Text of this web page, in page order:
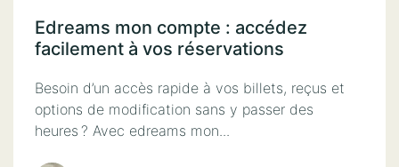
Edreams mon compte : accédez
facilement à vos réservations
Besoin d’un accès rapide à vos billets, reçus et
options de modification sans y passer des
heures ? Avec edreams mon...